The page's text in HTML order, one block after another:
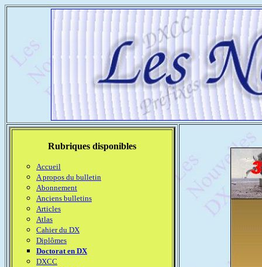
Rubriques disponibles
Accueil
A propos du bulletin
Abonnement
Anciens bulletins
Articles
Atlas
Cahier du DX
Diplômes
Doctorat en DX
DXCC